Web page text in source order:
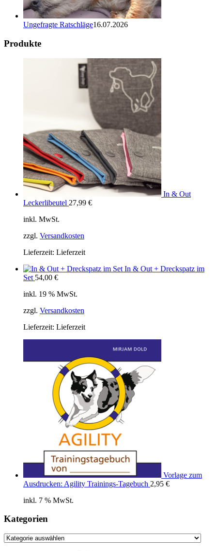
Ungefragte Ratschläge16.07.2026
Produkte
In & Out
Leckerlibeutel 27,99 €
inkl. MwSt.
zzgl. Versandkosten
Lieferzeit: Lieferzeit
In & Out + Dreckspatz im
Set 54,00 €
inkl. 19 % MwSt.
zzgl. Versandkosten
Lieferzeit: Lieferzeit
Vorlage zum
Ausdrucken: Agility Trainings-Tagebuch 2,95 €
inkl. 7 % MwSt.
Kategorien
Kategorien